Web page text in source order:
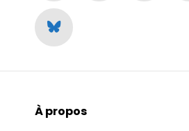
À propos